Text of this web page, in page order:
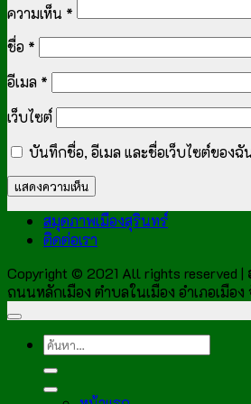
ความเห็น *
ชื่อ *
อีเมล *
เว็บไซต์
บันทึกชื่อ, อีเมล และชื่อเว็บไซต์ของ
สมุดภาพเมืองสุรินทร์
ติดต่อเรา
Copyright © 2021 All rights reserved |
ถนนหลักเมือง ตำบลในเมือง อำเภอเมือ